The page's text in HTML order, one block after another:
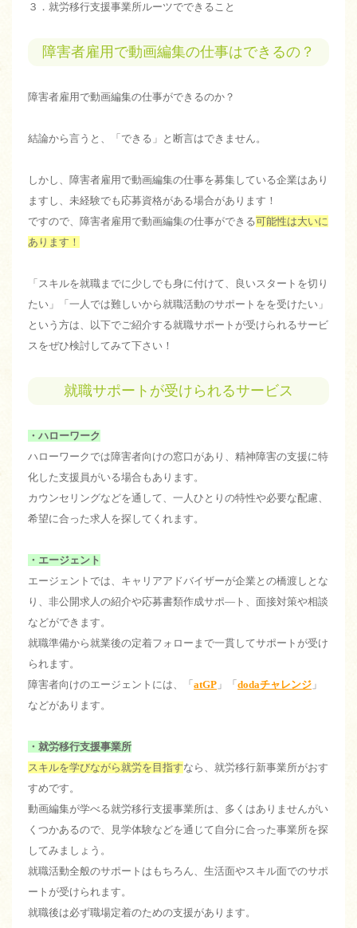
３．就労移行支援事業所ルーツでできること
障害者雇用で動画編集の仕事はできるの？
障害者雇用で動画編集の仕事ができるのか？
結論から言うと、「できる」と断言はできません。
しかし、障害者雇用で動画編集の仕事を募集している企業はあり
ますし、未経験でも応募資格がある場合があります！
ですので、障害者雇用で動画編集の仕事ができる可能性は大いに
あります！
「スキルを就職までに少しでも身に付けて、良いスタートを切り
たい」「一人では難しいから就職活動のサポートをを受けたい」
という方は、以下でご紹介する就職サポートが受けられるサービ
スをぜひ検討してみて下さい！
就職サポートが受けられるサービス
・ハローワーク
ハローワークでは障害者向けの窓口があり、精神障害の支援に特
化した支援員がいる場合もあります。
カウンセリングなどを通して、一人ひとりの特性や必要な配慮、
希望に合った求人を探してくれます。
・エージェント
エージェントでは、キャリアアドバイザーが企業との橋渡しとな
り、非公開求人の紹介や応募書類作成サポ―ト、面接対策や相談
などができます。
就職準備から就業後の定着フォローまで一貫してサポートが受け
られます。
障害者向けのエージェントには、「 atGP 」「 dodaチャレンジ 」
などがあります。
・就労移行支援事業所
スキルを学びながら就労を目指すなら、就労移行新事業所がおす
すめです。
動画編集が学べる就労移行支援事業所は、多くはありませんがい
くつかあるので、見学体験などを通じて自分に合った事業所を探
してみましょう。
就職活動全般のサポートはもちろん、生活面やスキル面でのサポ
ートが受けられます。
就職後は必ず職場定着のための支援があります。